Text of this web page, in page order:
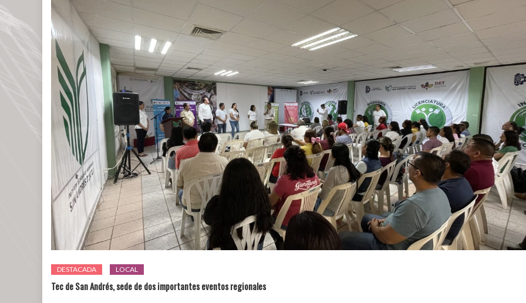
DESTACADA LOCAL
Tec de San Andrés, sede de dos importantes eventos regionales